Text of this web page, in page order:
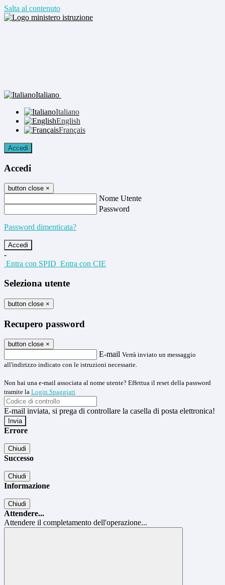
Salta al contenuto
Italiano
Italiano
English
Français
Accedi
Accedi
button close ×
Nome Utente
Password
Password dimenticata?
-
Entra con SPID Entra con CIE
Seleziona utente
button close ×
Recupero password
button close ×
E-mail Verrà inviato un messaggio
all'indirizzo indicato con le istruzioni necessarie.
Non hai una e-mail associata al nome utente? Effettua il reset della password
tramite la Login Spaggiari
E-mail inviata, si prega di controllare la casella di posta elettronica!
Errore
Chiudi
Successo
Chiudi
Informazione
Chiudi
Attendere...
Attendere il completamento dell'operazione...